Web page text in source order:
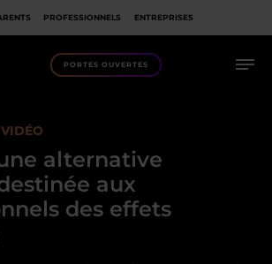
PROFESSIONNELS ENTREPRISES
PORTES OUVERTES
alternative
aux
des effets